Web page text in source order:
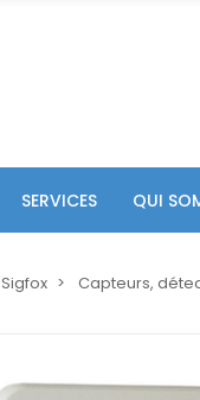
SERVICES QUI
Sigfox Capteurs,